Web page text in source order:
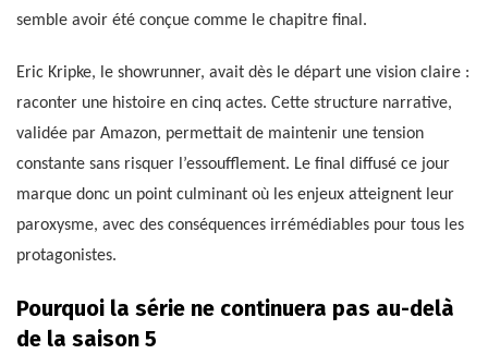
semble avoir été conçue comme le chapitre final.
Eric Kripke, le showrunner, avait dès le départ une vision claire :
raconter une histoire en cinq actes. Cette structure narrative,
validée par Amazon, permettait de maintenir une tension
constante sans risquer l’essoufflement. Le final diffusé ce jour
marque donc un point culminant où les enjeux atteignent leur
paroxysme, avec des conséquences irrémédiables pour tous les
protagonistes.
Pourquoi la série ne continuera pas au-delà
de la saison 5